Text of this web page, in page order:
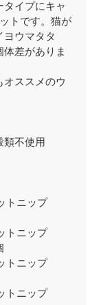
タイプにキャ
トです。猫が
ヨウマタタ
差がありま
オススメのウ
類不使用
トニップ
トニップ
トニップ
トニップ